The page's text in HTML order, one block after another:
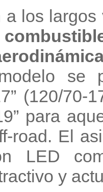
a los
se
(120/70-
para
road. El
LED
y